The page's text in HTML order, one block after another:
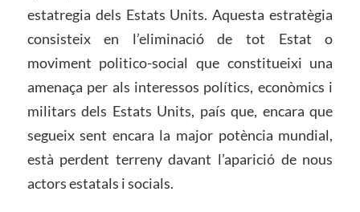
estatregia dels Estats Units. Aquesta estratègia
consisteix en l’eliminació de tot Estat o
moviment politico-social que constitueixi una
amenaça per als interessos polítics, econòmics i
militars dels Estats Units, país que, encara que
segueix sent encara la major potència mundial,
està perdent terreny davant l’aparició de nous
actors estatals i socials.